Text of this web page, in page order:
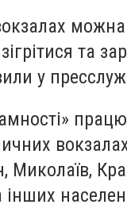
можна
та
у
Миколаїв,
інших